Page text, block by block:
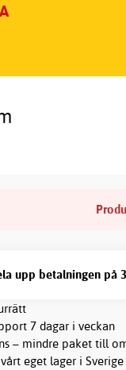
upp betalningen på
7 dagar i veckan
– mindre paket till
eget lager i Sverige